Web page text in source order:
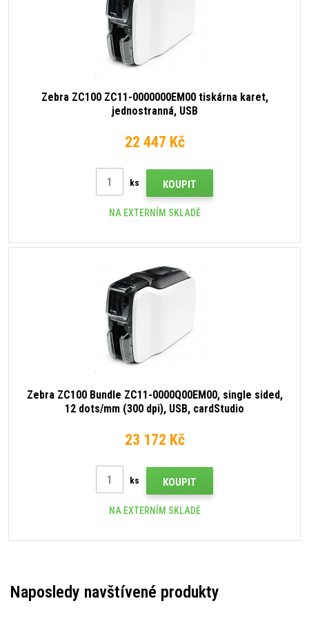
Zebra ZC100 ZC11-0000000EM00 tiskárna karet,
jednostranná, USB
22 447 Kč
ks KOUPIT
NA EXTERNÍM SKLADĚ
Zebra ZC100 Bundle ZC11-0000Q00EM00, single sided,
12 dots/mm (300 dpi), USB, cardStudio
23 172 Kč
ks KOUPIT
NA EXTERNÍM SKLADĚ
Naposledy navštívené produkty